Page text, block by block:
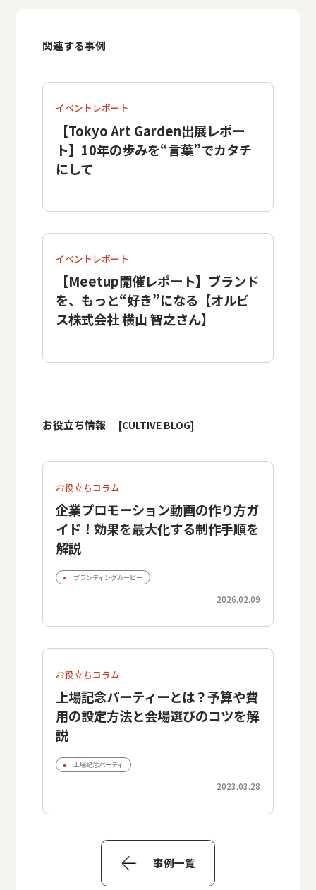
関連する事例
イベントレポート
【Tokyo Art Garden出展レポー
ト】10年の歩みを“言葉”でカタチ
にして
イベントレポート
【Meetup開催レポート】ブランド
を、もっと“好き”になる【オルビ
ス株式会社 横山 智之さん】
お役立ち情報 [CULTIVE BLOG]
お役立ちコラム
企業プロモーション動画の作り方ガ
イド！効果を最大化する制作手順を
解説
ブランディングムービー
2026.02.09
お役立ちコラム
上場記念パーティーとは？予算や費
用の設定方法と会場選びのコツを解
説
上場記念パーティ
2023.03.28
事例一覧